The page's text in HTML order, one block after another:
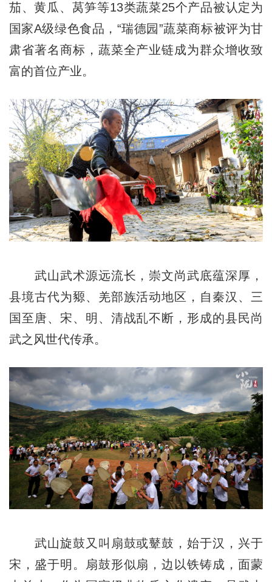
茄、黄瓜、莴笋等13类蔬菜25个产品被认定为
国家A级绿色食品，“瑞德园”蔬菜商标被评为甘
肃省著名商标，蔬菜全产业链成为群众增收致
富的首位产业。
武山武术源远流长，崇文尚武底蕴深厚，
县境古代为豲、羌部族活动地区，自秦汉、三
国至唐、宋、明、清战乱不断，形成的县民尚
武之风世代传承。
武山旋鼓又叫扇鼓或鼙鼓，始于汉，兴于
宋，盛于明。扇鼓形似扇，边以铁铸成，面蒙